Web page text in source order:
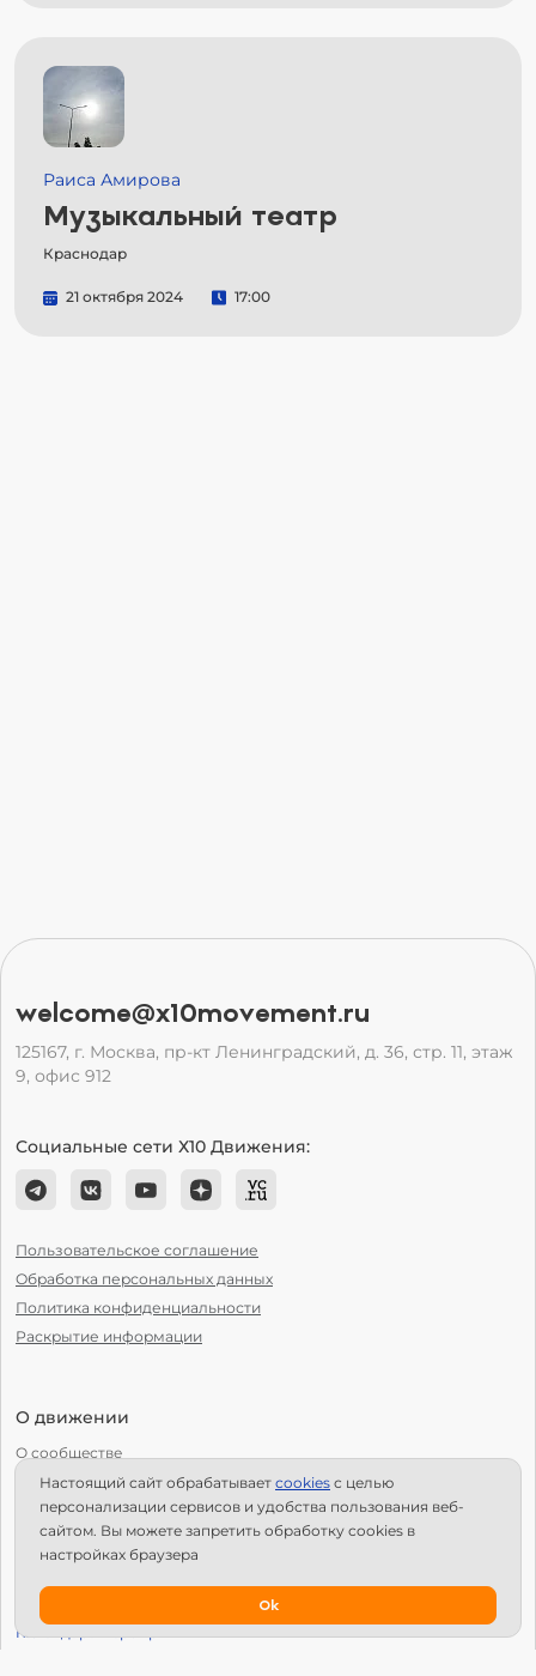
Раиса Амирова
Музыкальный театр
Краснодар
21 октября 2024 17:00
welcome@x10movement.ru
125167, г. Москва, пр-кт Ленинградский, д. 36, стр. 11, этаж
9, офис 912
Социальные сети Х10 Движения:
Пользовательское соглашение
Обработка персональных данных
Политика конфиденциальности
Раскрытие информации
О движении
О сообществе
С чего начать?
Структура Х10
Как стать региональным лидером?
Календарь мероприятий
Настоящий сайт обрабатывает сookies с целью
персонализации сервисов и удобства пользования веб-
сайтом. Вы можете запретить обработку сookies в
настройках браузера
Ok